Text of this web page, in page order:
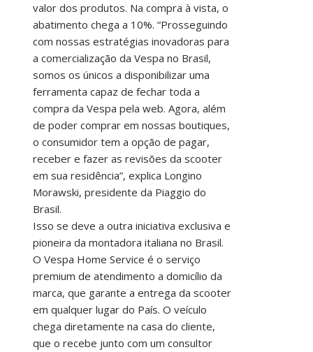
valor dos produtos. Na compra à vista, o
abatimento chega a 10%. “Prosseguindo
com nossas estratégias inovadoras para
a comercialização da Vespa no Brasil,
somos os únicos a disponibilizar uma
ferramenta capaz de fechar toda a
compra da Vespa pela web. Agora, além
de poder comprar em nossas boutiques,
o consumidor tem a opção de pagar,
receber e fazer as revisões da scooter
em sua residência”, explica Longino
Morawski, presidente da Piaggio do
Brasil.
Isso se deve a outra iniciativa exclusiva e
pioneira da montadora italiana no Brasil.
O Vespa Home Service é o serviço
premium de atendimento a domicílio da
marca, que garante a entrega da scooter
em qualquer lugar do País. O veículo
chega diretamente na casa do cliente,
que o recebe junto com um consultor